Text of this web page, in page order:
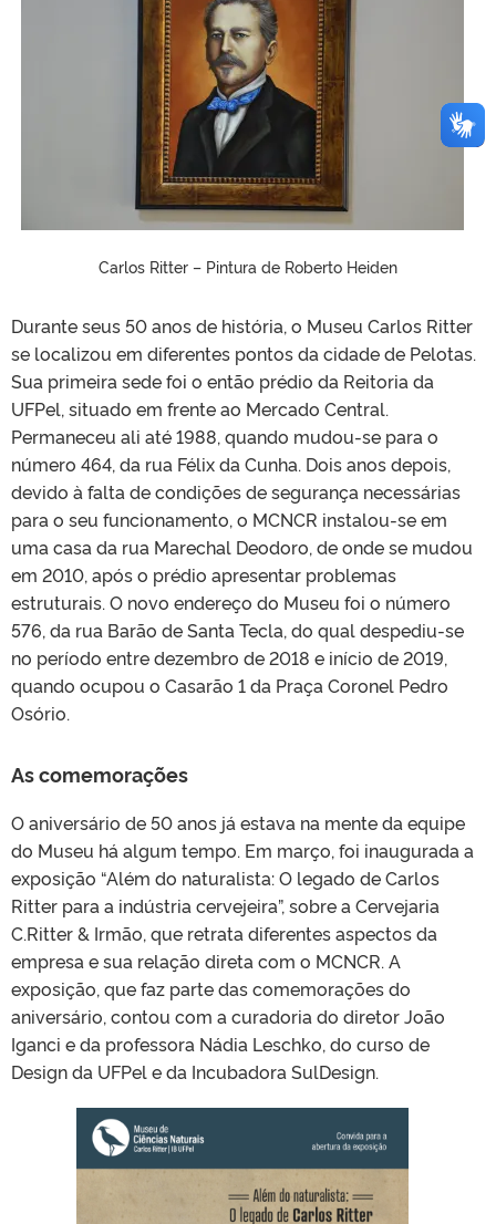
Carlos Ritter – Pintura de Roberto Heiden
Durante seus 50 anos de história, o Museu Carlos Ritter
se localizou em diferentes pontos da cidade de Pelotas.
Sua primeira sede foi o então prédio da Reitoria da
UFPel, situado em frente ao Mercado Central.
Permaneceu ali até 1988, quando mudou-se para o
número 464, da rua Félix da Cunha. Dois anos depois,
devido à falta de condições de segurança necessárias
para o seu funcionamento, o MCNCR instalou-se em
uma casa da rua Marechal Deodoro, de onde se mudou
em 2010, após o prédio apresentar problemas
estruturais. O novo endereço do Museu foi o número
576, da rua Barão de Santa Tecla, do qual despediu-se
no período entre dezembro de 2018 e início de 2019,
quando ocupou o Casarão 1 da Praça Coronel Pedro
Osório.
As comemorações
O aniversário de 50 anos já estava na mente da equipe
do Museu há algum tempo. Em março, foi inaugurada a
exposição “Além do naturalista: O legado de Carlos
Ritter para a indústria cervejeira”, sobre a Cervejaria
C.Ritter & Irmão, que retrata diferentes aspectos da
empresa e sua relação direta com o MCNCR. A
exposição, que faz parte das comemorações do
aniversário, contou com a curadoria do diretor João
Iganci e da professora Nádia Leschko, do curso de
Design da UFPel e da Incubadora SulDesign.